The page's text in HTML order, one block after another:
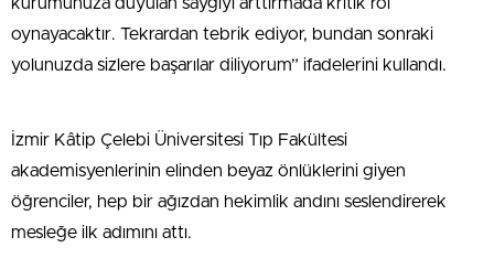
oynayacaktır. Tekrardan tebrik ediyor, bundan sonraki
yolunuzda sizlere başarılar diliyorum” ifadelerini kullandı.
İzmir Kâtip Çelebi Üniversitesi Tıp Fakültesi
akademisyenlerinin elinden beyaz önlüklerini giyen
öğrenciler, hep bir ağızdan hekimlik andını seslendirerek
mesleğe ilk adımını attı.